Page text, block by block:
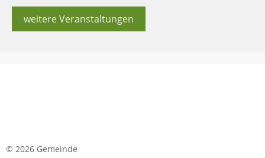
weitere Veranstaltungen
© 2026 Gemeinde